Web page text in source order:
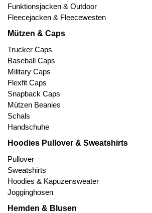
Funktionsjacken & Outdoor
Fleecejacken & Fleecewesten
Mützen & Caps
Trucker Caps
Baseball Caps
Military Caps
Flexfit Caps
Snapback Caps
Mützen Beanies
Schals
Handschuhe
Hoodies Pullover & Sweatshirts
Pullover
Sweatshirts
Hoodies & Kapuzensweater
Jogginghosen
Hemden & Blusen